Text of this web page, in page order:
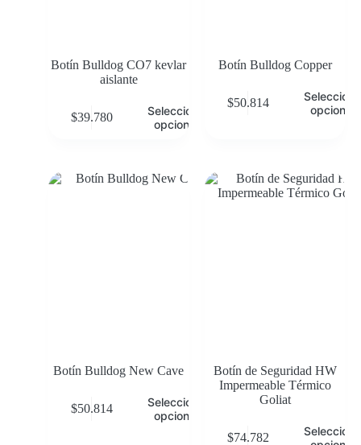
Botín Bulldog CO7 kevlar
aislante
$39.780
Seleccionar
opciones
Botín Bulldog Copper
$50.814
opciones
Botín Bulldog New Cave
$50.814
Seleccionar
opciones
Botín de Seguridad HW
Impermeable Térmico
Goliat
$74.782